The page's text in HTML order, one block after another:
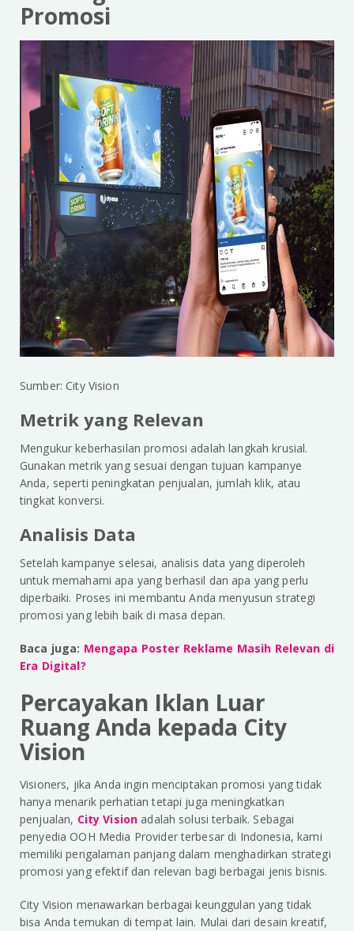
Promosi
Sumber: City Vision
Metrik yang Relevan
Mengukur keberhasilan promosi adalah langkah krusial.
Gunakan metrik yang sesuai dengan tujuan kampanye
Anda, seperti peningkatan penjualan, jumlah klik, atau
tingkat konversi.
Analisis Data
Setelah kampanye selesai, analisis data yang diperoleh
untuk memahami apa yang berhasil dan apa yang perlu
diperbaiki. Proses ini membantu Anda menyusun strategi
promosi yang lebih baik di masa depan.
Baca juga: Mengapa Poster Reklame Masih Relevan di
Era Digital?
Percayakan Iklan Luar
Ruang Anda kepada City
Vision
Visioners, jika Anda ingin menciptakan promosi yang tidak
hanya menarik perhatian tetapi juga meningkatkan
penjualan, City Vision adalah solusi terbaik. Sebagai
penyedia OOH Media Provider terbesar di Indonesia, kami
memiliki pengalaman panjang dalam menghadirkan strategi
promosi yang efektif dan relevan bagi berbagai jenis bisnis.
City Vision menawarkan berbagai keunggulan yang tidak
bisa Anda temukan di tempat lain. Mulai dari desain kreatif,